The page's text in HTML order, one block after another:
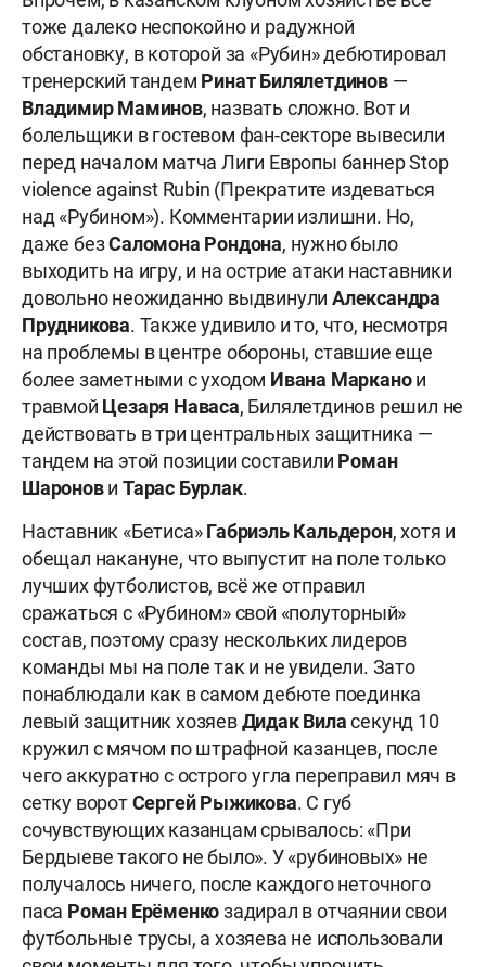
тоже далеко неспокойно и радужной
обстановку, в которой за «Рубин» дебютировал
тренерский тандем Ринат Билялетдинов—
Владимир Маминов, назвать сложно. Вот и
болельщики в гостевом фан-секторе вывесили
перед началом матча Лиги Европы баннер Stop
violence against Rubin (Прекратите издеваться
над «Рубином»). Комментарии излишни. Но,
даже безСаломона Рондона, нужно было
выходить на игру, и на острие атаки наставники
довольно неожиданно выдвинули Александра
Прудникова. Также удивило и то, что, несмотря
на проблемы в центре обороны, ставшие еще
более заметными с уходом Ивана Марканои
травмой Цезаря Наваса, Билялетдинов решил не
действовать в три центральных защитника —
тандем на этой позиции составили Роман
ШароновиТарас Бурлак.
Наставник «Бетиса»Габриэль Кальдерон, хотя и
обещал накануне, что выпустит на поле только
лучших футболистов, всё же отправил
сражаться с «Рубином» свой «полуторный»
состав, поэтому сразу нескольких лидеров
команды мы на поле так и не увидели. Зато
понаблюдали как в самом дебюте поединка
левый защитник хозяевДидак Виласекунд 10
кружил с мячом по штрафной казанцев, после
чего аккуратно с острого угла переправил мяч в
сетку воротСергей Рыжикова. С губ
сочувствующих казанцам срывалось: «При
Бердыеве такого не было». У «рубиновых» не
получалось ничего, после каждого неточного
паса Роман Ерёменкозадирал в отчаянии свои
футбольные трусы, а хозяева не использовали